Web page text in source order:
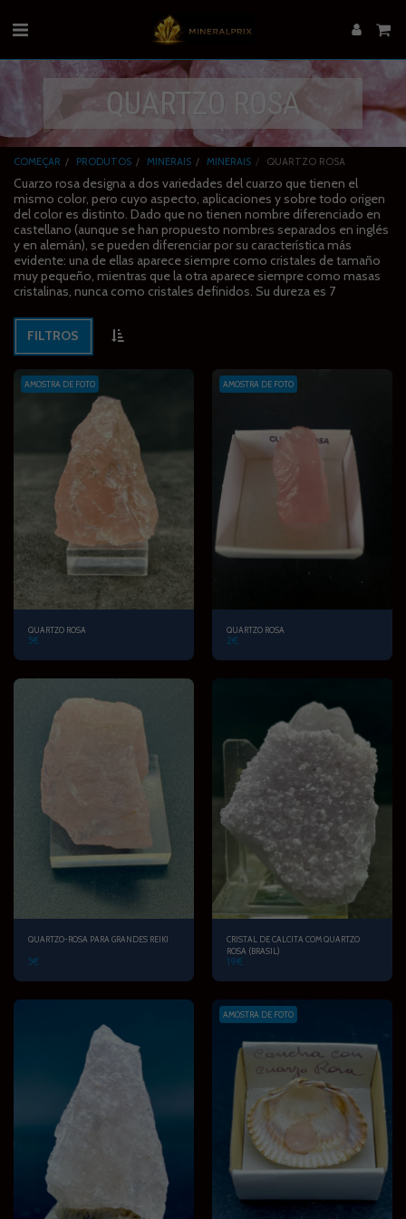
QUARTZO ROSA
COMEÇAR PRODUTOS MINERAIS MINERAIS QUARTZO ROSA
Cuarzo rosa designa a dos variedades del cuarzo que tienen el
mismo color, pero cuyo aspecto, aplicaciones y sobre todo origen
del color es distinto. Dado que no tienen nombre diferenciado en
castellano (aunque se han propuesto nombres separados en inglés
y en alemán), se pueden diferenciar por su característica más
evidente: una de ellas aparece siempre como cristales de tamaño
muy pequeño, mientras que la otra aparece siempre como masas
cristalinas, nunca como cristales definidos. Su dureza es 7
FILTROS
AMOSTRA DE FOTO
QUARTZO ROSA
5€
AMOSTRA DE FOTO
QUARTZO ROSA
2€
QUARTZO-ROSA PARA GRANDES REIKI
5€
CRISTAL DE CALCITA COM QUARTZO
ROSA (BRASIL)
19€
AMOSTRA DE FOTO